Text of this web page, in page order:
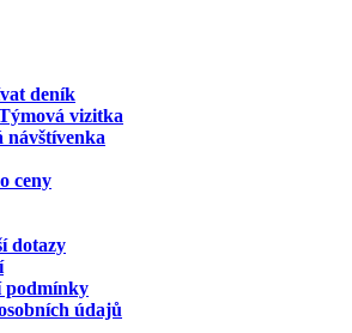
deník
vizitka
návštívenka
ceny
dotazy
podmínky
údajů